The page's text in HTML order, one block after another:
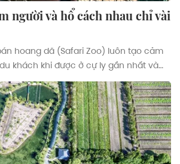
người và hổ cách nhau chỉ vài
hoang dã (Safari Zoo) luôn tạo cảm
khách khi được ở cự ly gần nhất và
mình quan tâm. Tại Mỹ Quỳnh Safari
sẽ có những trải nghiệm thú vị này
ăn thịt là hổ.